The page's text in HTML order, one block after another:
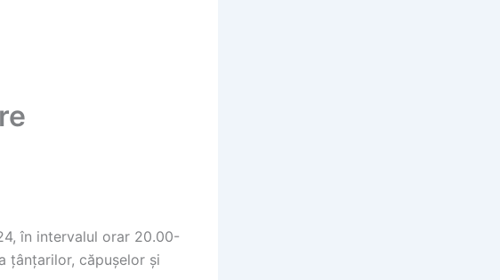
în intervalul orar 20.00-
țânțarilor, căpușelor și